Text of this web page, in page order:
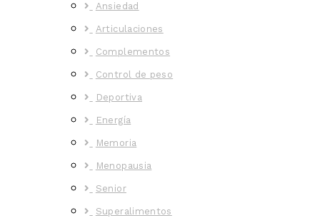
Ansiedad
Articulaciones
Complementos
Control de peso
Deportiva
Energía
Memoria
Menopausia
Senior
Superalimentos